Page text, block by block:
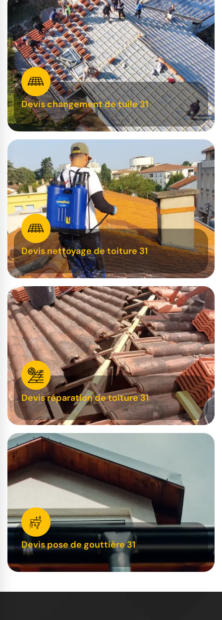
Devis changement de tuile 31
Devis nettoyage de toiture 31
Devis réparation de toiture 31
Devis pose de gouttière 31